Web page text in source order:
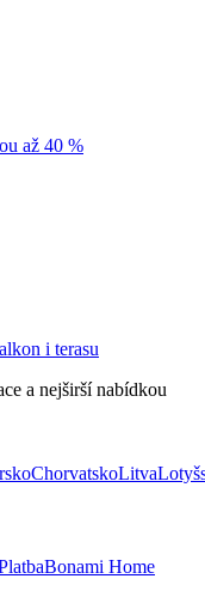
až 40 %
i terasu
a nejširší nabídkou
ChorvatskoLitva
Bonami Home